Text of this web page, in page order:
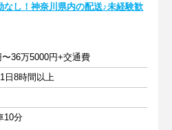
なし！神奈川県内の配送♪未経験歓
〜36万5000円+交通費
日8時間以上
10分